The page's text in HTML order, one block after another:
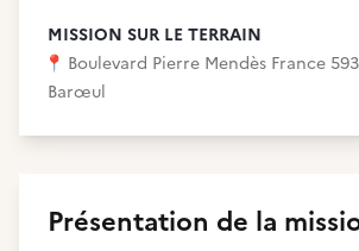
MISSION SUR LE TERRAIN
📍 Boulevard Pierre Mendès France
Barœul
Présentation de la